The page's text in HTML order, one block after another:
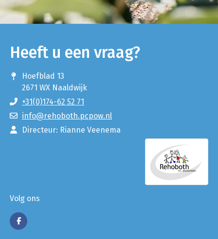
Heeft u een vraag?
Hoefblad 13
2671 WX Naaldwijk
+31(0)174-62 52 71
info@rehoboth.pcpow.nl
Directeur: Rianne Veenema
Volg ons